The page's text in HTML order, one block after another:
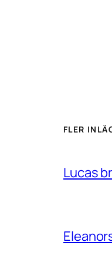
FLER
Lucas